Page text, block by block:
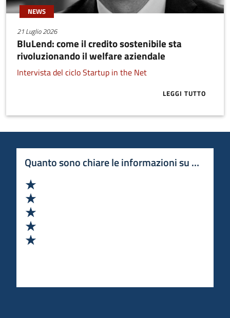
NEWS
21 Luglio 2026
BluLend: come il credito sostenibile sta
rivoluzionando il welfare aziendale
Intervista del ciclo Startup in the Net
LEGGI TUTTO
ABOUT
Quanto sono chiare le informazioni su questa